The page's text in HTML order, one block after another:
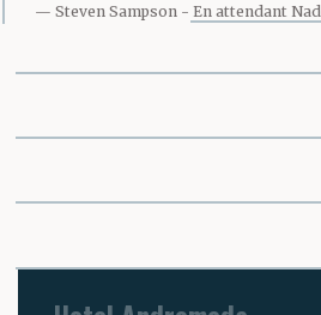
Steven Sampson En attendant